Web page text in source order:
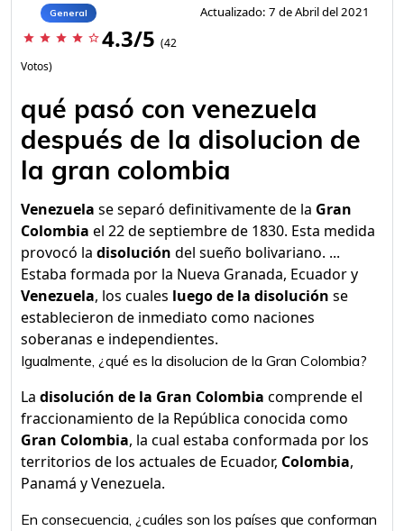
General Actualizado: 7 de Abril del 2021
star star star star star_border 4.3/5 (42
Votos)
qué pasó con venezuela
después de la disolucion de
la gran colombia
Venezuela se separó definitivamente de la Gran
Colombia el 22 de septiembre de 1830. Esta medida
provocó la disolución del sueño bolivariano. ...
Estaba formada por la Nueva Granada, Ecuador y
Venezuela, los cuales luego de la disolución se
establecieron de inmediato como naciones
soberanas e independientes.
Igualmente, ¿qué es la disolucion de la Gran Colombia?
La disolución de la Gran Colombia comprende el
fraccionamiento de la República conocida como
Gran Colombia, la cual estaba conformada por los
territorios de los actuales de Ecuador, Colombia,
Panamá y Venezuela.
En consecuencia, ¿cuáles son los países que conforman